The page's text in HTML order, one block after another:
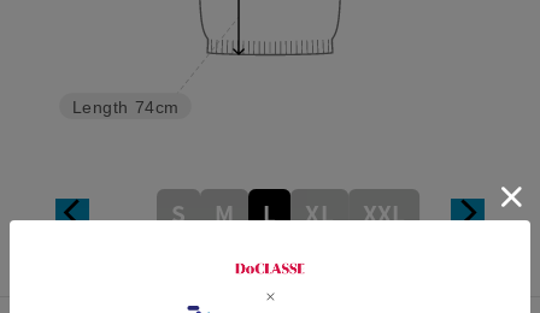
Length 74cm
S M L XL XXL